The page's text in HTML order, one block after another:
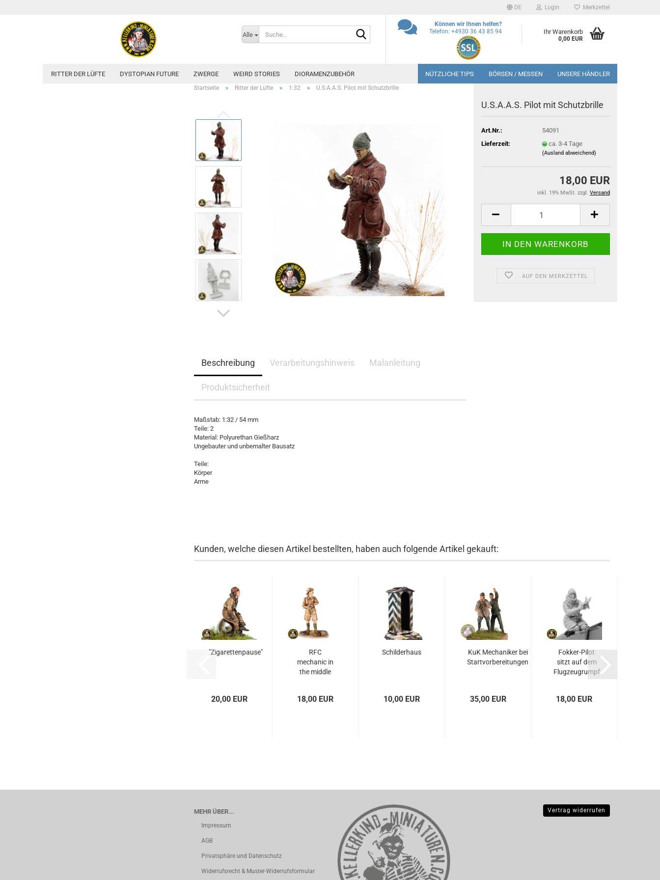
DE Login Merkzettel
Alle
Können wir Ihnen helfen?
Telefon: +4930 36 43 85 94
Ihr Warenkorb
0,00 EUR
RITTER DER LÜFTE DYSTOPIAN FUTURE ZWERGE WEIRD STORIES DIORAMENZUBEHÖR NÜTZLICHE TIPS BÖRSEN / MESSEN UNSERE HÄNDLER
Startseite » Ritter der Lüfte » 1:32 » U.S.A.A.S. Pilot mit Schutzbrille
U.S.A.A.S. Pilot mit Schutzbrille
Art.Nr.:
54091
Lieferzeit:
ca. 3-4 Tage
(Ausland abweichend)
18,00 EUR
inkl. 19% MwSt. zzgl. Versand
AUF DEN MERKZETTEL
Beschreibung Verarbeitungshinweis Malanleitung
Produktsicherheit
Maßstab: 1:32 / 54 mm
Teile: 2
Material: Polyurethan Gießharz
Ungebauter und unbemalter Bausatz
Teile:
Körper
Arme
Kunden, welche diesen Artikel bestellten, haben auch folgende Artikel gekauft:
"Zigarettenpause"
20,00 EUR
RFC
mechanic in
the middle
18,00 EUR
Schilderhaus
10,00 EUR
KuK Mechaniker bei
Startvorbereitungen
35,00 EUR
Fokker-Pilot
sitzt auf dem
Flugzeugrumpf
18,00 EUR
MEHR ÜBER...
Impressum
AGB
Privatsphäre und Datenschutz
Widerrufsrecht & Muster-Widerrufsformular
Vertrag widerrufen